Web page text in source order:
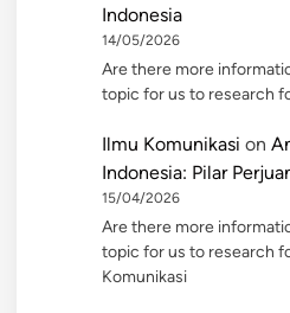
Indonesia
14/05/2026
Are there more
topic for us to research
Ilmu Komunikasi on
Indonesia: Pilar
15/04/2026
Are there more
topic for us to research
Komunikasi